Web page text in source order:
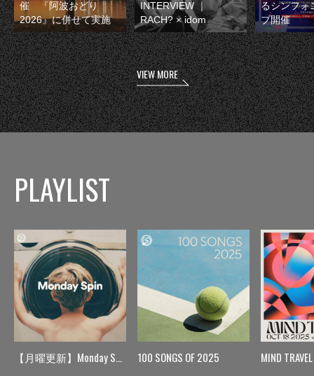
催 『阿波おどり
2026』に併せて実施
INTERVIEW ｜
RACH? × idom
るシンフォ
ブ開催
VIEW MORE
PLAYLIST
【月曜更新】Monday Spin 100 SONGS OF 2025 MIND TRAVEL